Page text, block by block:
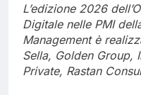
L’edizione 2026
Digitale nelle PMI
Management è
Sella, Golden Group,
Private, Rastan